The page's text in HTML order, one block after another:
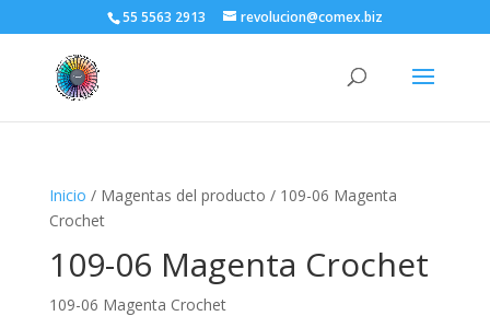
55 5563 2913 revolucion@comex.biz
Inicio / Magentas del producto / 109-06 Magenta
Crochet
109-06 Magenta Crochet
109-06 Magenta Crochet